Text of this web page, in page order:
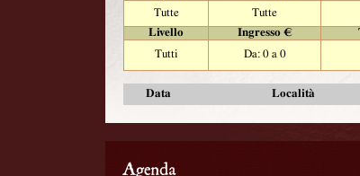
Tutte
Tutte
Livello
Ingresso €
Tutti
Da: 0 a 0
Data Località